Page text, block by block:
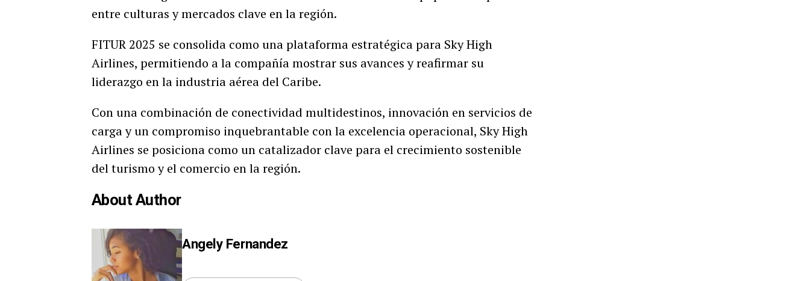
entre culturas y mercados clave en la región.
FITUR 2025 se consolida como una plataforma estratégica para Sky High
Airlines, permitiendo a la compañía mostrar sus avances y reafirmar su
liderazgo en la industria aérea del Caribe.
Con una combinación de conectividad multidestinos, innovación en servicios de
carga y un compromiso inquebrantable con la excelencia operacional, Sky High
Airlines se posiciona como un catalizador clave para el crecimiento sostenible
del turismo y el comercio en la región.
About Author
Angely Fernandez